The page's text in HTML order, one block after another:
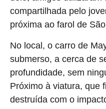
compartilhada pelo
próxima ao farol de
No local, o carro de
submerso, a cerca de
profundidade, sem
Próximo à viatura, que
destruída com o